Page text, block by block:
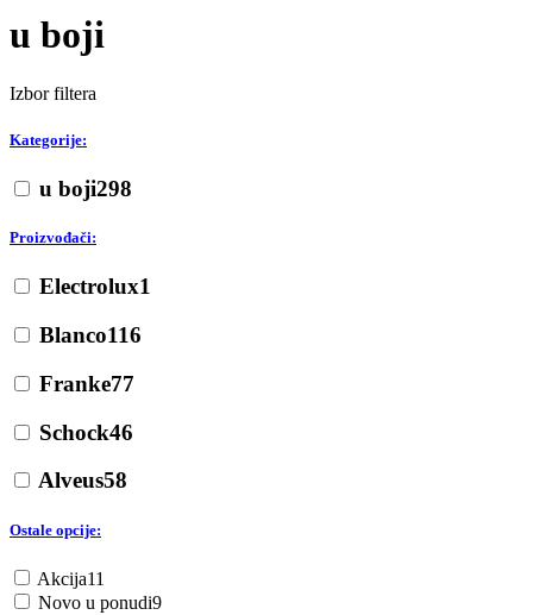
u boji
Izbor filtera
Kategorije:
u boji298
Proizvođači:
Electrolux1
Blanco116
Franke77
Schock46
Alveus58
Ostale opcije:
Akcija11
Novo u ponudi9